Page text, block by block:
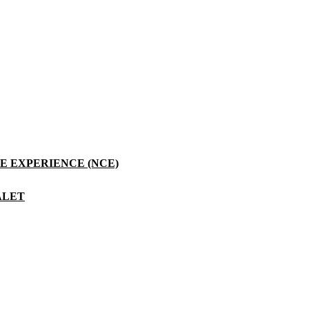
EXPERIENCE (NCE)
understøtte SGM Lights IT-be­hov i dag og i fremtiden.
Office365.